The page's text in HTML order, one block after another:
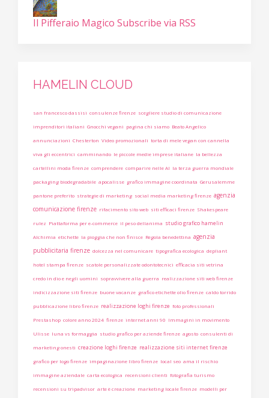
Il Pifferaio Magico Subscribe via RSS
HAMELIN CLOUD
san francesco dassisi consulenze firenze scegliere studio di comunicazione
imprenditori italiani Gnocchi vegani pagina chi siamo Beato Angelico
annunciazioni Chesterton Video promozionali torta di mele vegan con cannella
viva gli eccentrici camminando le piccole medie imprese italiane la bellezza
cartellini moda firenze comprendere comparire nelle AI la terza guerra mondiale
packaging biodegradabile apocalisse grafico immagine coordinata Gerusalemme
pantone preferito strategie di marketing social media marketing firenze agenzia
comunicazione firenze rifacimento sito web siti efficaci firenze Shakespeare
rulez Piattaforma per e-commerce il peso dellanima studio grafico hamelin
Alchimia etichette la pioggia che non finisce Regola benedettina agenzia
pubblicitaria firenze dolcezza nel comunicare tipografica ecologica depliant
hotel stampa firenze scatole personalizzate odontotecnici efficacia siti vetrina
credo in dio e negli uomini sopravvivere alla guerra realizzazione siti web firenze
indicizzazione siti firenze buone vacanze grafico etichette olio firenze caldo torrido
pubblicazione libro firenze realizzazione loghi firenze foto professionali
Prestashop colore anno 2024 firenze internet anni 90 Immagini in movimento
Ulisse luna vs formaggia studio grafico per aziende firenze agosto consulenti di
marketing onesti creazione loghi firenze realizzazione siti internet firenze
grafico per logo firenze impaginazione libro firenze local seo ama il rischio
immagine aziendale carta ecologica recensioni clienti fotografia turismo
recensioni su tripadvisor arte è creazione marketing locale firenze modelli per